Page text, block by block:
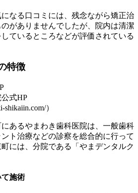
なる口コミには、残念ながら矯正治
がありませんでしたが、院内は清潔
ているところなどが評価されている
特徴
式HP
shikaiin.com/）
あるやまわき歯科医院は、一般歯科
ト治療などの診察を総合的に行って
には、分院である「やまデンタルク
施術